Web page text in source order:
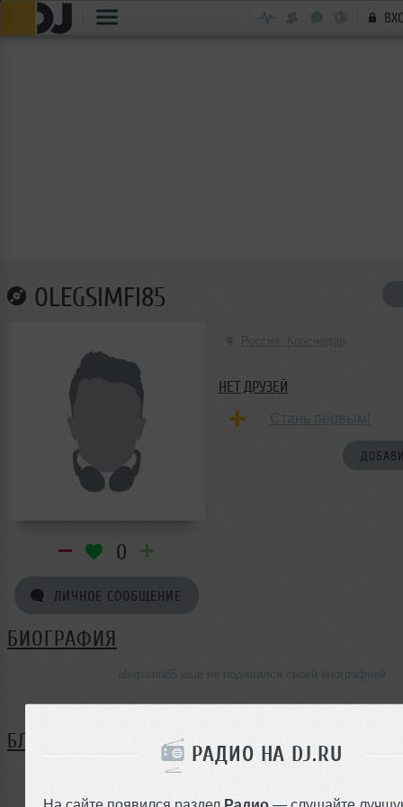
РАДИО НА DJ.RU
На сайте появился раздел Радио — слушайте
OLEGSIMFI85
0
ЛИЧНОЕ СООБЩЕНИЕ
НЕТ ДРУЗЕЙ
БИОГРАФИЯ
БЛОГ